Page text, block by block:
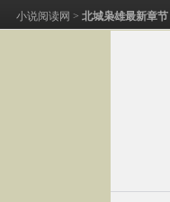
小说阅读网 >北城枭雄最新章节